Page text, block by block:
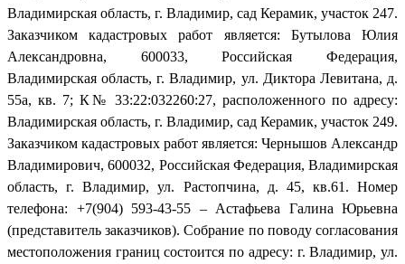
Владимирская область, г. Владимир, сад Керамик, участок 247.
Заказчиком кадастровых работ является: Бутылова Юлия
Александровна, 600033, Российская Федерация,
Владимирская область, г. Владимир, ул. Диктора Левитана, д.
55а, кв. 7; К№ 33:22:032260:27, расположенного по адресу:
Владимирская область, г. Владимир, сад Керамик, участок 249.
Заказчиком кадастровых работ является: Чернышов Александр
Владимирович, 600032, Российская Федерация, Владимирская
область, г. Владимир, ул. Растопчина, д. 45, кв.61. Номер
телефона: +7(904) 593-43-55 – Астафьева Галина Юрьевна
(представитель заказчиков). Собрание по поводу согласования
местоположения границ состоится по адресу: г. Владимир, ул.